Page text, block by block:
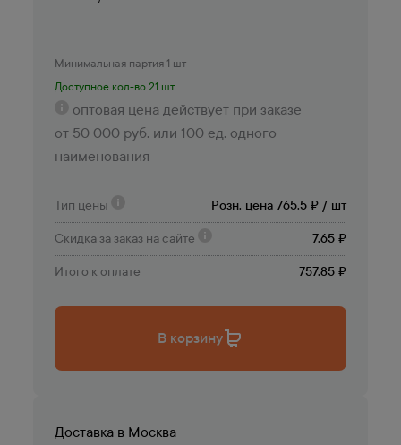
Минимальная партия 1 шт
Доступное кол-во 21 шт
оптовая цена действует при заказе
от 50 000 руб. или 100 ед. одного
наименования
Тип цены Розн. цена 765.5 ₽ / шт
Скидка за заказ на сайте 7.65 ₽
Итого к оплате 757.85 ₽
В корзину
Доставка в Москва